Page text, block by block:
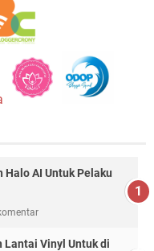
AI Untuk Pelaku
Lantai Vinyl Untuk di